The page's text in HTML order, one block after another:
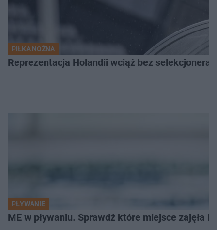
PIŁKA NOŻNA
Reprezentacja Holandii wciąż bez
PŁYWANIE
ME w pływaniu. Sprawdź które miejsce zajęła